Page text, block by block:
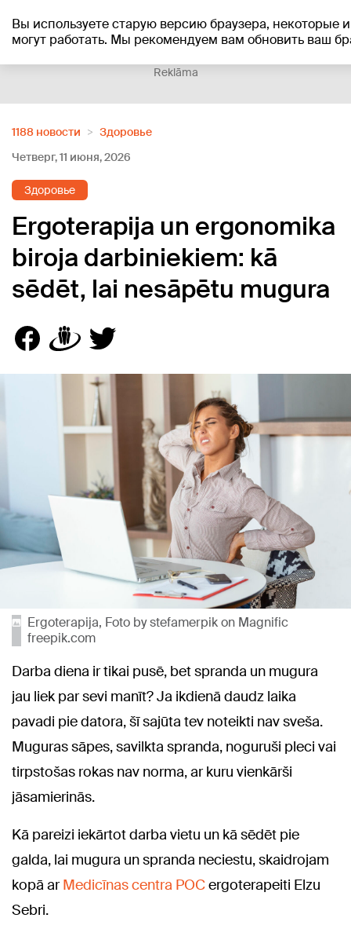
Вы используете старую версию браузера, некоторые
могут работать. Мы рекомендуем вам обновить ваш
+20°C
Reklāma
1188 новости
Здоровье
Четверг, 11 июня, 2026
Здоровье
Ergoterapija un ergonomika
biroja darbiniekiem: kā
sēdēt, lai nesāpētu mugura
Ergoterapija, Foto by stefamerpik on Magnific
freepik.com
Darba diena ir tikai pusē, bet spranda un mugura
jau liek par sevi manīt? Ja ikdienā daudz laika
pavadi pie datora, šī sajūta tev noteikti nav sveša.
Muguras sāpes, savilkta spranda, noguruši pleci vai
tirpstošas rokas nav norma, ar kuru vienkārši
jāsamierinās.
Kā pareizi iekārtot darba vietu un kā sēdēt pie
galda, lai mugura un spranda neciestu, skaidrojam
kopā arMedicīnas centra POCergoterapeiti Elzu
Sebri.